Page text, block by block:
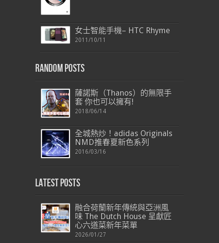
女士智能手機– HTC Rhyme
2011/10/11
Random Posts
薩諾斯（Thanos）的無限手
套 你也可以擁有!
2018/06/14
全城熱炒！adidas Originals
NMD推春夏新色系列
2016/03/16
Latest Posts
融合荷蘭新年傳統與亞洲風
味 The Dutch House 呈獻匠
心六道菜新年菜單
2026/01/27